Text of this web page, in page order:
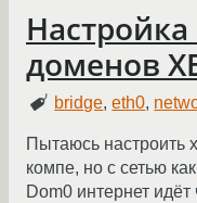
Настройка
доменов
bridge,eth0,
Пытаюсь настроить
компе, но с сетью
Dom0 интернет